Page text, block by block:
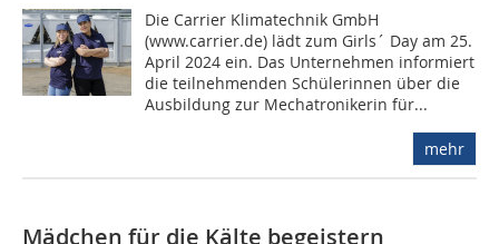
Die Carrier Klimatechnik GmbH
(www.carrier.de) lädt zum Girls´ Day am 25.
April 2024 ein. Das Unternehmen informiert
die teilnehmenden Schülerinnen über die
Ausbildung zur Mechatronikerin für...
mehr
Mädchen für die Kälte begeistern